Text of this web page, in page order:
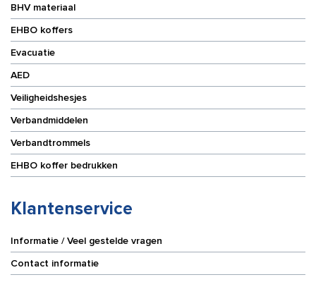
BHV materiaal
EHBO koffers
Evacuatie
AED
Veiligheidshesjes
Verbandmiddelen
Verbandtrommels
EHBO koffer bedrukken
Klantenservice
Informatie / Veel gestelde vragen
Contact informatie